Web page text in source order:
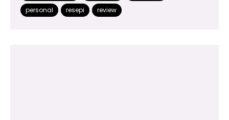
personal
resepi review